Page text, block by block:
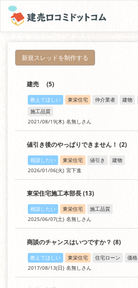
新規スレッドを制作する
建売 (5)
教えてほしい 東栄住宅 仲介業者 建物
施工品質
2021/08/19(木) 名無しさん
値引き後のやっぱりできません！ (2)
相談したい 東栄住宅 値引き
建物
2026/01/06(火) 宮下進
東栄住宅施工本部長(13)
相談したい 東栄住宅
施工品質
2025/06/07(土) 名無しさん
商談のチャンスはいつですか？ (8)
教えてほしい 東栄住宅 住宅ローン 価格
2017/08/13(日) 名無しさん